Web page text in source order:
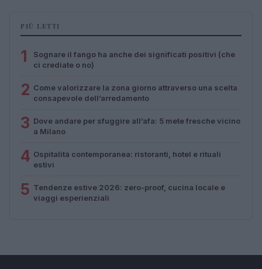
PIÙ LETTI
1
Sognare il fango ha anche dei significati positivi (che
ci crediate o no)
2 Come valorizzare la zona giorno attraverso una scelta
consapevole dell’arredamento
3 Dove andare per sfuggire all’afa: 5 mete fresche vicino
a Milano
4 Ospitalità contemporanea: ristoranti, hotel e rituali
estivi
5 Tendenze estive 2026: zero-proof, cucina locale e
viaggi esperienziali